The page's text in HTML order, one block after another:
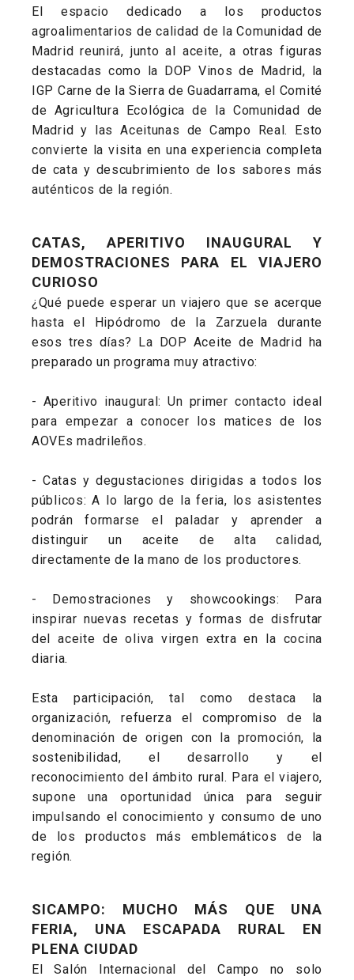
El espacio dedicado a los productos
agroalimentarios de calidad de la Comunidad de
Madrid reunirá, junto al aceite, a otras figuras
destacadas como la DOP Vinos de Madrid, la
IGP Carne de la Sierra de Guadarrama, el Comité
de Agricultura Ecológica de la Comunidad de
Madrid y las Aceitunas de Campo Real. Esto
convierte la visita en una experiencia completa
de cata y descubrimiento de los sabores más
auténticos de la región.
CATAS, APERITIVO INAUGURAL Y
DEMOSTRACIONES PARA EL VIAJERO
CURIOSO
¿Qué puede esperar un viajero que se acerque
hasta el Hipódromo de la Zarzuela durante
esos tres días? La DOP Aceite de Madrid ha
preparado un programa muy atractivo:
- Aperitivo inaugural: Un primer contacto ideal
para empezar a conocer los matices de los
AOVEs madrileños.
- Catas y degustaciones dirigidas a todos los
públicos: A lo largo de la feria, los asistentes
podrán formarse el paladar y aprender a
distinguir un aceite de alta calidad,
directamente de la mano de los productores.
- Demostraciones y showcookings: Para
inspirar nuevas recetas y formas de disfrutar
del aceite de oliva virgen extra en la cocina
diaria.
Esta participación, tal como destaca la
organización, refuerza el compromiso de la
denominación de origen con la promoción, la
sostenibilidad, el desarrollo y el
reconocimiento del ámbito rural. Para el viajero,
supone una oportunidad única para seguir
impulsando el conocimiento y consumo de uno
de los productos más emblemáticos de la
región.
SICAMPO: MUCHO MÁS QUE UNA
FERIA, UNA ESCAPADA RURAL EN
PLENA CIUDAD
El Salón Internacional del Campo no solo